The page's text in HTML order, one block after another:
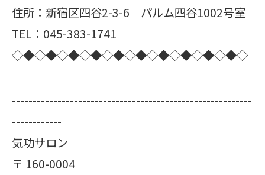
住所：新宿区四谷2-3-6 パルム四谷1002号室
TEL：045-383-1741
◇◆◇◆◇◆◇◆◇◆◇◆◇◆◇◆◇◆◇◆◇
----------------------------------------------------------
------------
気功サロン
〒 160-0004